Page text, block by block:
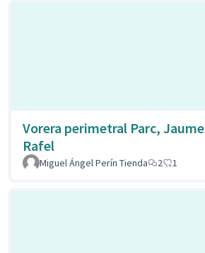
Vorera perimetral Parc, Jaume
Rafel
Miguel Ángel Perín Tienda 2 1